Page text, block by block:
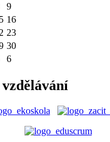
9
16
23
30
6